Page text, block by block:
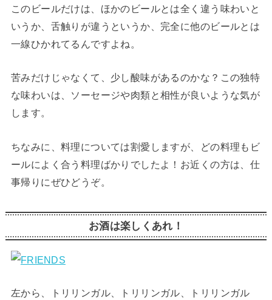
このビールだけは、ほかのビールとは全く違う味わいと
いうか、舌触りが違うというか、完全に他のビールとは
一線ひかれてるんですよね。
苦みだけじゃなくて、少し酸味があるのかな？この独特
な味わいは、ソーセージや肉類と相性が良いような気が
します。
ちなみに、料理については割愛しますが、どの料理もビ
ールによく合う料理ばかりでしたよ！お近くの方は、仕
事帰りにぜひどうぞ。
お酒は楽しくあれ！
左から、トリリンガル、トリリンガル、トリリンガル